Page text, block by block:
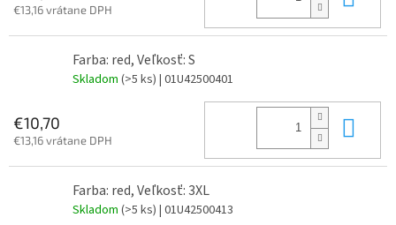
€13,16 vrátane DPH
Farba: red, Veľkosť: S
Skladom (>5 ks) | 01U42500401
€10,70
€13,16 vrátane DPH
Farba: red, Veľkosť: 3XL
Skladom (>5 ks) | 01U42500413